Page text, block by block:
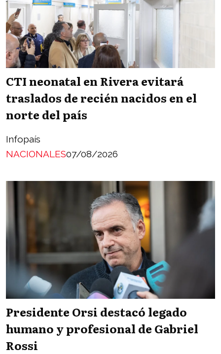
CTI neonatal en Rivera evitará
traslados de recién nacidos en el
norte del país
Infopaís
NACIONALES07/08/2026
Presidente Orsi destacó legado
humano y profesional de Gabriel
Rossi